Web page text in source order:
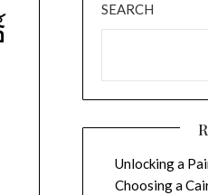
SEARCH
Unlocking a
Choosing a